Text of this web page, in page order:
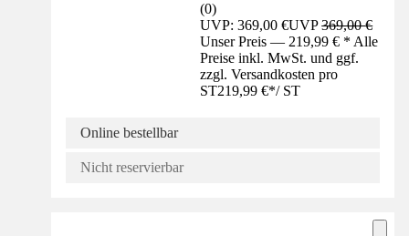
(0)
UVP: 369,00 €UVP369,00 €
Unser Preis — 219,99 € * Alle
Preise inkl. MwSt. und ggf.
zzgl. Versandkosten pro
ST219,99 €*/ ST
Online bestellbar
Nicht reservierbar